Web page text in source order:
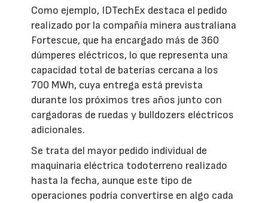
Como ejemplo, IDTechEx destaca el pedido
realizado por la compañía minera australiana
Fortescue, que ha encargado más de 360
dúmperes eléctricos, lo que representa una
capacidad total de baterías cercana a los
700 MWh, cuya entrega está prevista
durante los próximos tres años junto con
cargadoras de ruedas y bulldozers eléctricos
adicionales.
Se trata del mayor pedido individual de
maquinaria eléctrica todoterreno realizado
hasta la fecha, aunque este tipo de
operaciones podría convertirse en algo cada